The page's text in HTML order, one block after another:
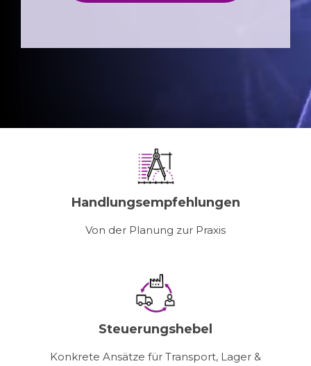
Handlungsempfehlungen
Von der Planung zur Praxis
Steuerungshebel
Konkrete Ansätze für Transport, Lager &